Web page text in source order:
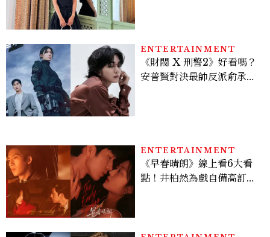
ENTERTAINMENT
《財閥 X 刑警2》好看嗎？
安普賢對決最帥反派俞承
ENTERTAINMENT
《早春晴朗》線上看6大看
點！井柏然為戲自備高訂，